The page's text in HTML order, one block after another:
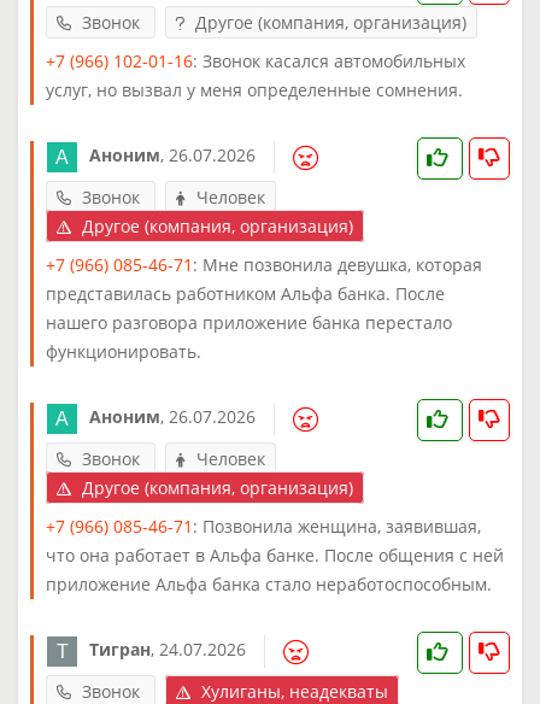
Звонок
Другое (компания, организация)
+7 (966) 102-01-16: Звонок касался автомобильных
услуг, но вызвал у меня определенные сомнения.
Аноним, 26.07.2026
Звонок
Человек
Другое (компания, организация)
+7 (966) 085-46-71 : Мне позвонила девушка, которая
представилась работником Альфа банка. После
нашего разговора приложение банка перестало
функционировать.
Аноним, 26.07.2026
Звонок
Человек
Другое (компания, организация)
+7 (966) 085-46-71 : Позвонила женщина, заявившая,
что она работает в Альфа банке. После общения с ней
приложение Альфа банка стало неработоспособным.
Тигран, 24.07.2026
Звонок
Хулиганы, неадекваты